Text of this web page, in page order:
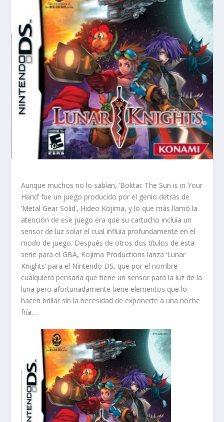
Aunque muchos no lo sabían, ‘Boktai: The Sun is in Your
Hand’ fue un juego producido por el genio detrás de
‘Metal Gear Solid’, Hideo Kojima, y lo que más llamó la
atención de ese juego era que su cartucho incluía un
sensor de luz solar el cual influía profundamente en el
modo de juego. Después de otros dos títulos de esta
serie para el GBA, Kojima Productions lanza ‘Lunar
Knights’ para el Nintendo DS, que por el nombre
cualquiera pensaría que tiene un sensor para la luz de la
luna pero afortunadamente tiene elementos que lo
hacen brillar sin la necesidad de exponerte a una noche
fría…